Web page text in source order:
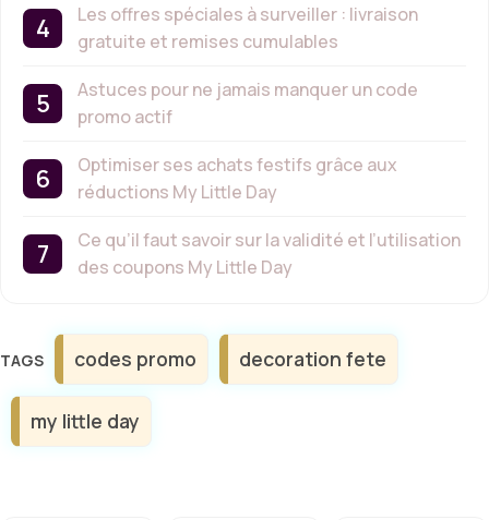
Les offres spéciales à surveiller : livraison
gratuite et remises cumulables
Astuces pour ne jamais manquer un code
promo actif
Optimiser ses achats festifs grâce aux
réductions My Little Day
Ce qu’il faut savoir sur la validité et l’utilisation
des coupons My Little Day
Étiquettes
codes promo decoration fete
my little day